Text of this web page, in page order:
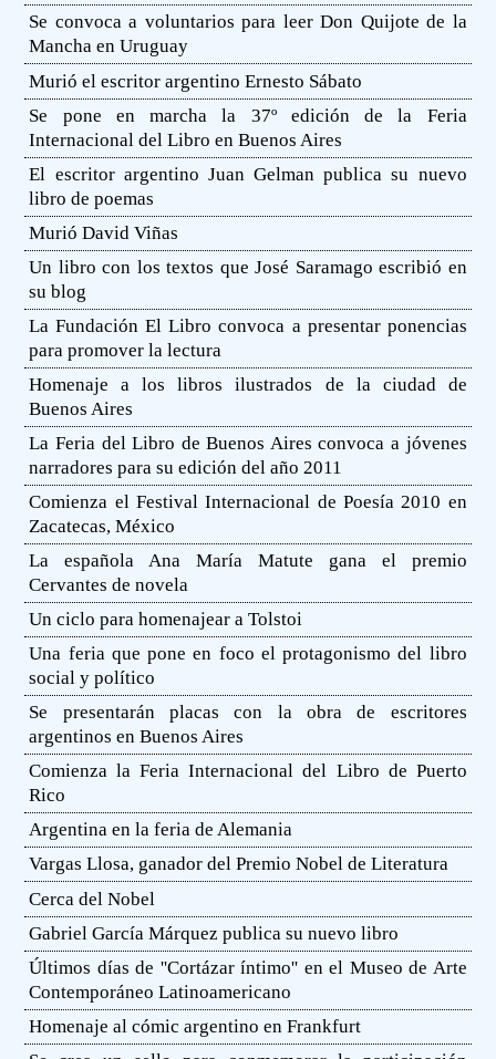
Se convoca a voluntarios para leer Don Quijote de la
Mancha en Uruguay
Murió el escritor argentino Ernesto Sábato
Se pone en marcha la 37º edición de la Feria
Internacional del Libro en Buenos Aires
El escritor argentino Juan Gelman publica su nuevo
libro de poemas
Murió David Viñas
Un libro con los textos que José Saramago escribió en
su blog
La Fundación El Libro convoca a presentar ponencias
para promover la lectura
Homenaje a los libros ilustrados de la ciudad de
Buenos Aires
La Feria del Libro de Buenos Aires convoca a jóvenes
narradores para su edición del año 2011
Comienza el Festival Internacional de Poesía 2010 en
Zacatecas, México
La española Ana María Matute gana el premio
Cervantes de novela
Un ciclo para homenajear a Tolstoi
Una feria que pone en foco el protagonismo del libro
social y político
Se presentarán placas con la obra de escritores
argentinos en Buenos Aires
Comienza la Feria Internacional del Libro de Puerto
Rico
Argentina en la feria de Alemania
Vargas Llosa, ganador del Premio Nobel de Literatura
Cerca del Nobel
Gabriel García Márquez publica su nuevo libro
Últimos días de ''Cortázar íntimo'' en el Museo de Arte
Contemporáneo Latinoamericano
Homenaje al cómic argentino en Frankfurt